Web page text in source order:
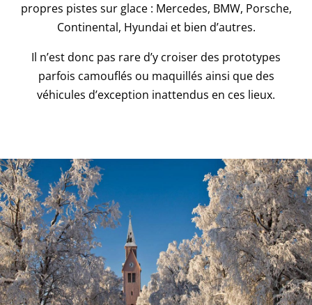
propres pistes sur glace : Mercedes, BMW, Porsche,
Continental, Hyundai et bien d’autres.
Il n’est donc pas rare d’y croiser des prototypes
parfois camouflés ou maquillés ainsi que des
véhicules d’exception inattendus en ces lieux.